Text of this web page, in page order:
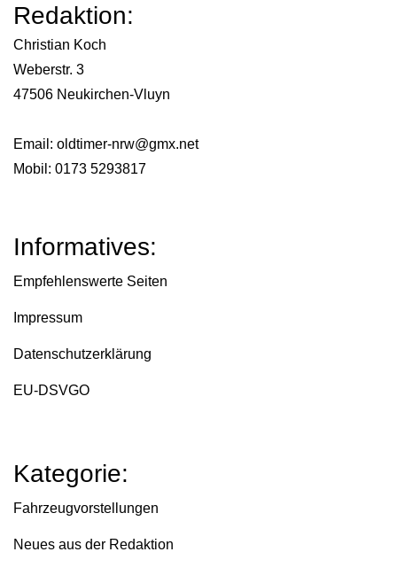
Redaktion:
Christian Koch
Weberstr. 3
47506 Neukirchen-Vluyn
Email: oldtimer-nrw@gmx.net
Mobil: 0173 5293817
Informatives:
Empfehlenswerte Seiten
Impressum
Datenschutzerklärung
EU-DSVGO
Kategorie:
Fahrzeugvorstellungen
Neues aus der Redaktion